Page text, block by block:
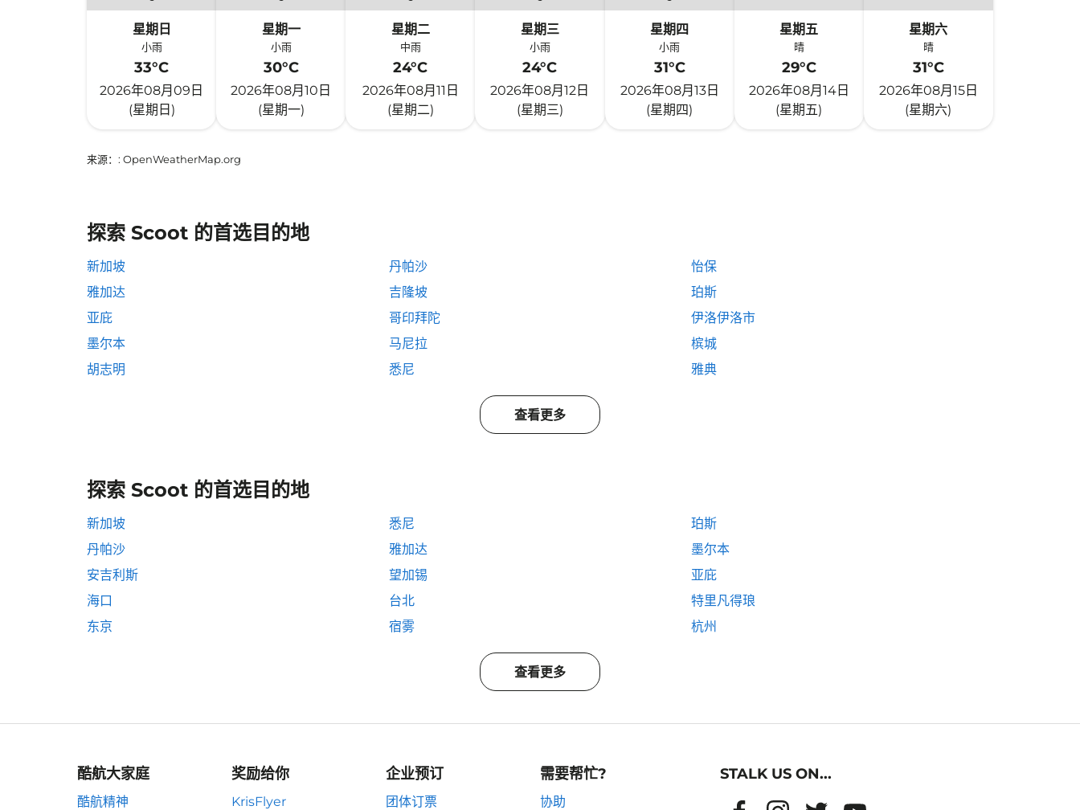
星期日
小雨
33°C
2026年08月09日
(星期日)
星期一
小雨
30°C
2026年08月10日
(星期一)
星期二
中雨
24°C
2026年08月11日
(星期二)
星期三
小雨
24°C
2026年08月12日
(星期三)
星期四
小雨
31°C
2026年08月13日
(星期四)
星期五
晴
29°C
2026年08月14日
(星期五)
星期六
晴
31°C
2026年08月15日
(星期六)
来源： : OpenWeatherMap.org
探索 Scoot 的首选目的地
新加坡 丹帕沙
怡保
雅加达
吉隆坡
珀斯
亚庇
哥印拜陀
伊洛伊洛市
墨尔本
马尼拉
槟城
胡志明
悉尼 雅典
查看更多
探索 Scoot 的首选目的地
新加坡 悉尼
珀斯
丹帕沙
雅加达
墨尔本
安吉利斯
望加锡
亚庇
海口
台北
特里凡得琅
东京
宿雾 杭州
查看更多
酷航大家庭
酷航精神
奖励给你
KrisFlyer
企业预订
团体订票
需要帮忙?
协助
STALK US ON...